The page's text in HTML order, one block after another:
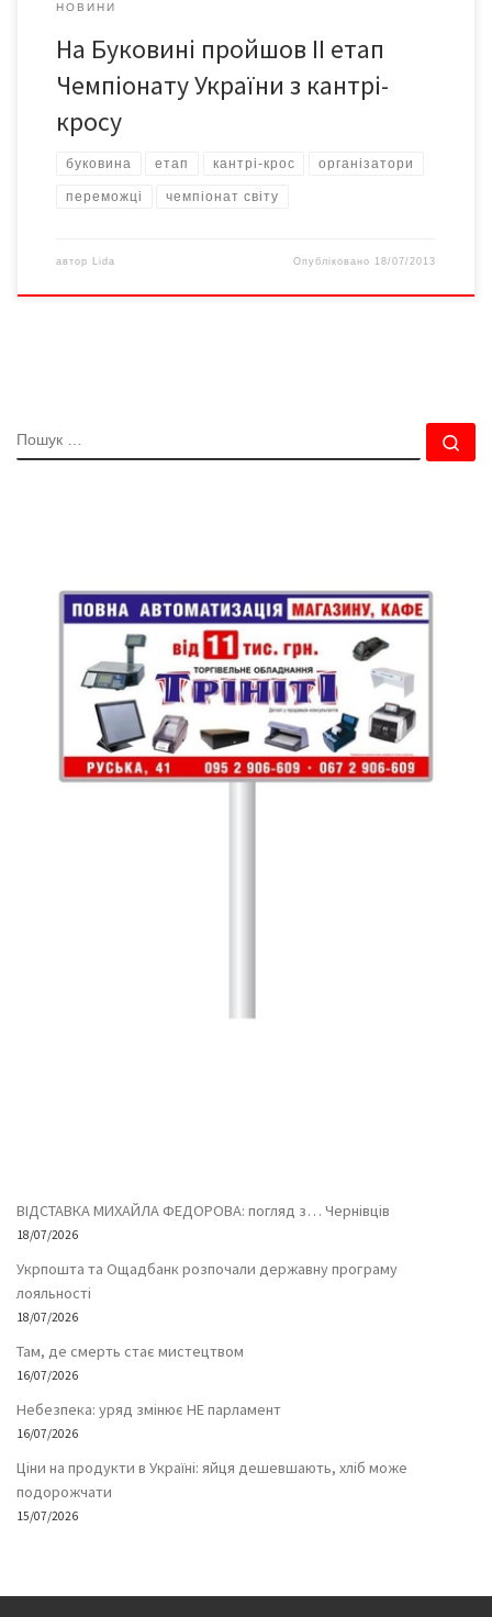
НОВИНИ
На Буковині пройшов ІІ етап
Чемпіонату України з кантрі-
кросу
буковина етап кантрі-крос організатори
переможці чемпіонат світу
автор Lida Опубліковано 18/07/2013
ПОШУК
ВІДСТАВКА МИХАЙЛА ФЕДОРОВА: погляд з… Чернівців
18/07/2026
Укрпошта та Ощадбанк розпочали державну програму
лояльності
18/07/2026
Там, де смерть стає мистецтвом
16/07/2026
Небезпека: уряд змінює НЕ парламент
16/07/2026
Ціни на продукти в Україні: яйця дешевшають, хліб може
подорожчати
15/07/2026